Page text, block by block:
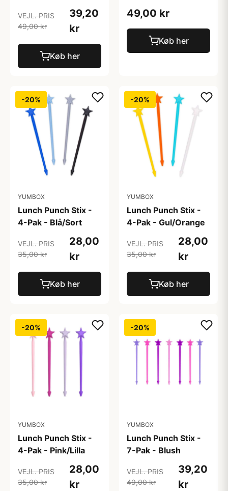
VEJL. PRIS
49,00 kr
39,20
kr
Køb her
49,00 kr
Køb her
-20%
YUMBOX
Lunch Punch Stix -
4-Pak - Blå/Sort
VEJL. PRIS
35,00 kr
28,00
kr
Køb her
-20%
YUMBOX
Lunch Punch Stix -
4-Pak - Gul/Orange
VEJL. PRIS
35,00 kr
28,00
kr
Køb her
-20%
YUMBOX
Lunch Punch Stix -
4-Pak - Pink/Lilla
VEJL. PRIS
35,00 kr
28,00
kr
-20%
YUMBOX
Lunch Punch Stix -
7-Pak - Blush
VEJL. PRIS
49,00 kr
39,20
kr